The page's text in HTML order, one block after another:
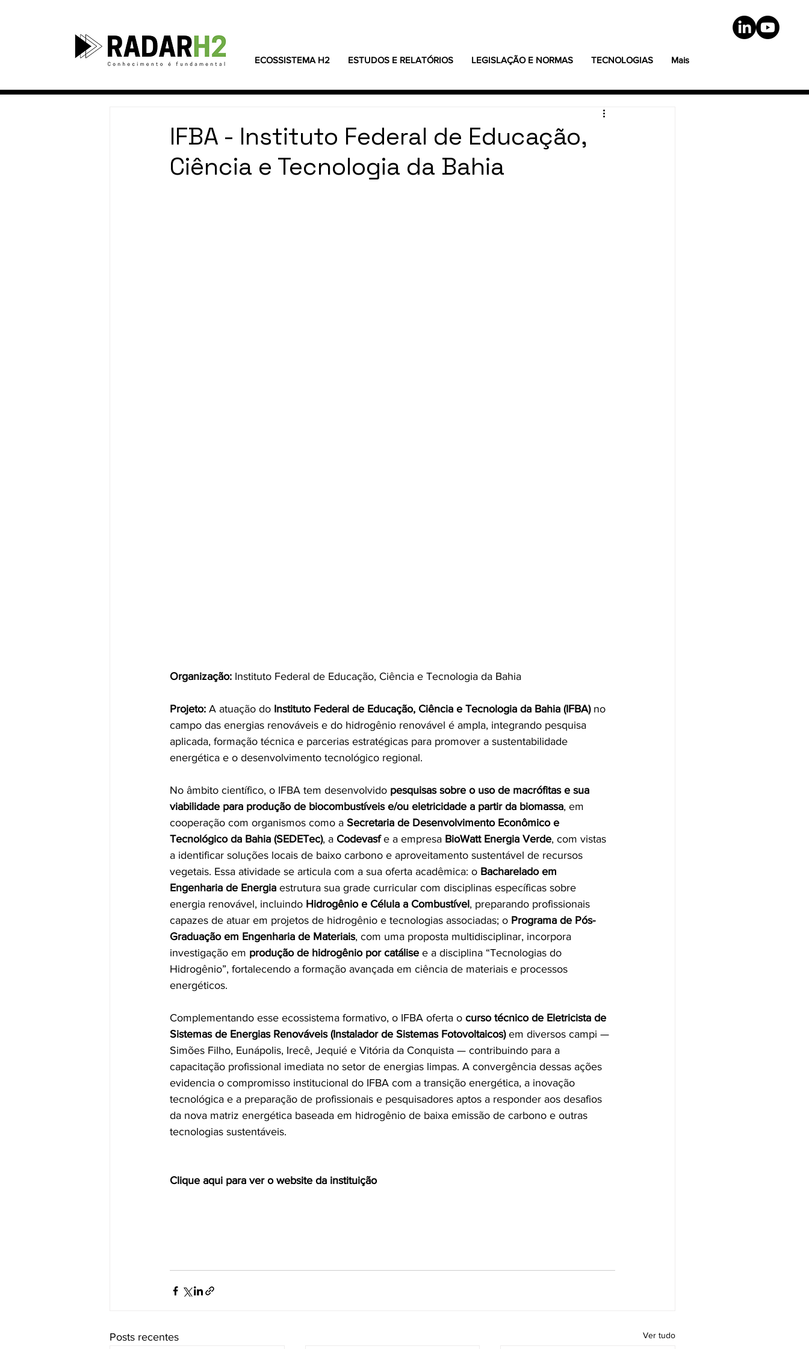
ECOSSISTEMA H2 ESTUDOS E RELATÓRIOS LEGISLAÇÃO E NORMAS TECNOLOGIAS Mais
IFBA - Instituto Federal de Educação,
Ciência e Tecnologia da Bahia
Organização: Instituto Federal de Educação, Ciência e Tecnologia da Bahia
Projeto: A atuação do Instituto Federal de Educação, Ciência e Tecnologia da Bahia (IFBA) no
campo das energias renováveis e do hidrogênio renovável é ampla, integrando pesquisa
aplicada, formação técnica e parcerias estratégicas para promover a sustentabilidade
energética e o desenvolvimento tecnológico regional.
No âmbito científico, o IFBA tem desenvolvido pesquisas sobre o uso de macrófitas e sua
viabilidade para produção de biocombustíveis e/ou eletricidade a partir da biomassa, em
cooperação com organismos como a Secretaria de Desenvolvimento Econômico e
Tecnológico da Bahia (SEDETec), a Codevasf e a empresa BioWatt Energia Verde, com vistas
a identificar soluções locais de baixo carbono e aproveitamento sustentável de recursos
vegetais. Essa atividade se articula com a sua oferta acadêmica: o Bacharelado em
Engenharia de Energia estrutura sua grade curricular com disciplinas específicas sobre
energia renovável, incluindo Hidrogênio e Célula a Combustível, preparando profissionais
capazes de atuar em projetos de hidrogênio e tecnologias associadas; o Programa de Pós-
Graduação em Engenharia de Materiais, com uma proposta multidisciplinar, incorpora
investigação em produção de hidrogênio por catálise e a disciplina “Tecnologias do
Hidrogênio”, fortalecendo a formação avançada em ciência de materiais e processos
energéticos.
Complementando esse ecossistema formativo, o IFBA oferta o curso técnico de Eletricista de
Sistemas de Energias Renováveis (Instalador de Sistemas Fotovoltaicos) em diversos campi —
Simões Filho, Eunápolis, Irecê, Jequié e Vitória da Conquista — contribuindo para a
capacitação profissional imediata no setor de energias limpas. A convergência dessas ações
evidencia o compromisso institucional do IFBA com a transição energética, a inovação
tecnológica e a preparação de profissionais e pesquisadores aptos a responder aos desafios
da nova matriz energética baseada em hidrogênio de baixa emissão de carbono e outras
tecnologias sustentáveis.
Clique aqui para ver o website da instituição
Posts recentes Ver tudo